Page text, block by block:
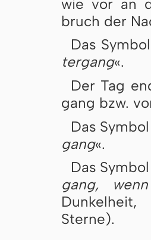
wie vor an
bruch der
Das
ter­gang«.
Der Tag
gang bzw.
Das
gang«.
Das
gang,
Sterne).